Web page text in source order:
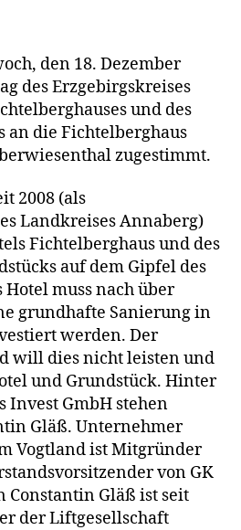
den 18. Dezember
des Erzgebirgskreises
und des
an die Fichtelberghaus
zugestimmt.
2008 (als
Landkreises Annaberg)
Fichtelberghaus und des
auf dem Gipfel des
muss nach über
grund­haf­te Sanierung in
wer­den. Der
will dies nicht leis­ten und
und Grundstück. Hinter
Invest GmbH ste­hen
Gläß. Unternehmer
Vogtland ist Mitgründer
von GK
Constantin Gläß ist seit
der Liftgesellschaft